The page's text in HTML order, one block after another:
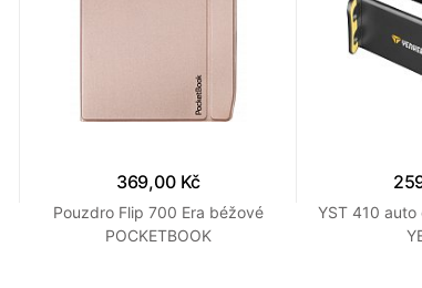
369,00 Kč
Pouzdro Flip 700 Era béžové
POCKETBOOK
YST 410